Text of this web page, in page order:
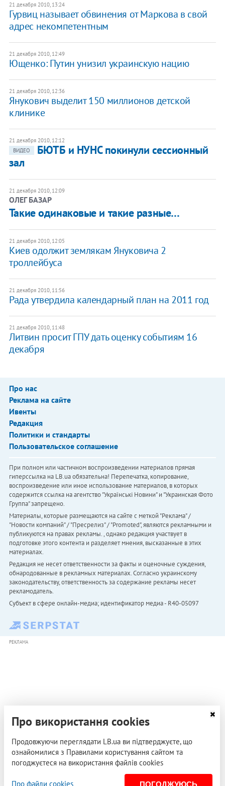
21 декабря 2010, 13:24
Гурвиц называет обвинения от Маркова в свой
адрес некомпетентным
21 декабря 2010, 12:49
​Ющенко: Путин унизил украинскую нацию
21 декабря 2010, 12:36
Янукович выделит 150 миллионов детской
клинике
21 декабря 2010, 12:12
ВИДЕО
​БЮТБ и НУНС покинули сессионный
зал
21 декабря 2010, 12:09
ОЛЕГ БАЗАР
Такие одинаковые и такие разные…
21 декабря 2010, 12:05
​Киев одолжит землякам Януковича 2
троллейбуса
21 декабря 2010, 11:56
Рада утвердила календарный план на 2011 год
21 декабря 2010, 11:48
Литвин просит ГПУ дать оценку событиям 16
декабря
Про нас
Реклама на сайте
Ивенты
Редакция
Политики и стандарты
Пользовательское соглашение
При полном или частичном воспроизведении материалов прямая
гиперссылка на LB.ua обязательна! Перепечатка, копирование,
воспроизведение или иное использование материалов, в которых
содержится ссылка на агентство "Українськi Новини" и "Украинская Фото
Группа" запрещено.
Материалы, которые размещаются на сайте с меткой "Реклама" /
"Новости компаний" / "Пресрелиз" / "Promoted", являются рекламными и
публикуются на правах рекламы. , однако редакция участвует в
подготовке этого контента и разделяет мнения, высказанные в этих
материалах.
Редакция не несет ответственности за факты и оценочные суждения,
обнародованные в рекламных материалах. Согласно украинскому
законодательству, ответственность за содержание рекламы несет
рекламодатель.
Субъект в сфере онлайн-медиа; идентификатор медиа - R40-05097
РЕКЛАМА
Про використання cookies
Продовжуючи переглядати LB.ua ви підтверджуєте, що
ознайомилися з Правилами користування сайтом та
погоджуєтеся на використання файлів cookies
Про файли cookies ПОГОДЖУЮСЬ